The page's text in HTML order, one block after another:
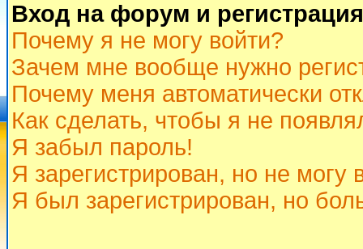
Вход на форум и регистрация
Почему я не могу войти?
Зачем мне вообще нужно
Почему меня автоматически
Как сделать, чтобы я не
Я забыл пароль!
Я зарегистрирован, но не могу
Я был зарегистрирован, но